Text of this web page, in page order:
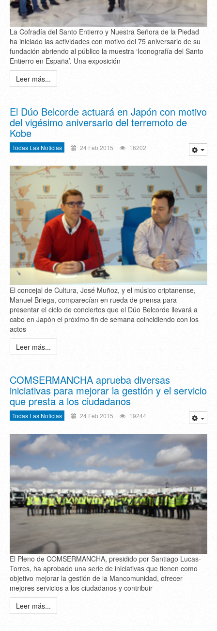
La Cofradía del Santo Entierro y Nuestra Señora de la Piedad
ha iniciado las actividades con motivo del 75 aniversario de su
fundación abriendo al público la muestra ‘Iconografía del Santo
Entierro en España’. Una exposición
Leer más...
El Dúo Belcorde actuará en Japón con motivo
del vigésimo aniversario del terremoto de
Kobe
Todas Las Noticias 24 Feb 2015 16202
El concejal de Cultura, José Muñoz, y el músico criptanense,
Manuel Briega, comparecían en rueda de prensa para
presentar el ciclo de conciertos que el Dúo Belcorde llevará a
cabo en Japón el próximo fin de semana coincidiendo con los
actos
Leer más...
COMSERMANCHA aprueba diversas
iniciativas para mejorar la gestión y el servicio
que presta a los ciudadanos
Todas Las Noticias 24 Feb 2015 19244
El Pleno de COMSERMANCHA, presidido por Santiago Lucas-
Torres, ha aprobado una serie de iniciativas que tienen como
objetivo mejorar la gestión de la Mancomunidad, ofrecer
mejores servicios a los ciudadanos y contribuir
Leer más...